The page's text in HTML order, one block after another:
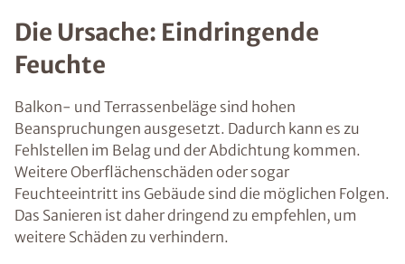
Die Ursache: Eindringende
Feuchte
Balkon- und Terrassenbeläge sind hohen
Beanspruchungen ausgesetzt. Dadurch kann es zu
Fehlstellen im Belag und der Abdichtung kommen.
Weitere Oberflächenschäden oder sogar
Feuchteeintritt ins Gebäude sind die möglichen Folgen.
Das Sanieren ist daher dringend zu empfehlen, um
weitere Schäden zu verhindern.